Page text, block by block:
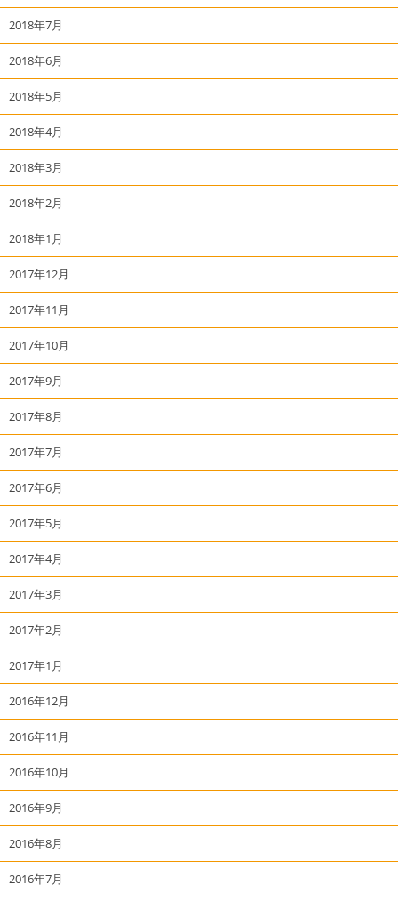
2018年7月
2018年6月
2018年5月
2018年4月
2018年3月
2018年2月
2018年1月
2017年12月
2017年11月
2017年10月
2017年9月
2017年8月
2017年7月
2017年6月
2017年5月
2017年4月
2017年3月
2017年2月
2017年1月
2016年12月
2016年11月
2016年10月
2016年9月
2016年8月
2016年7月